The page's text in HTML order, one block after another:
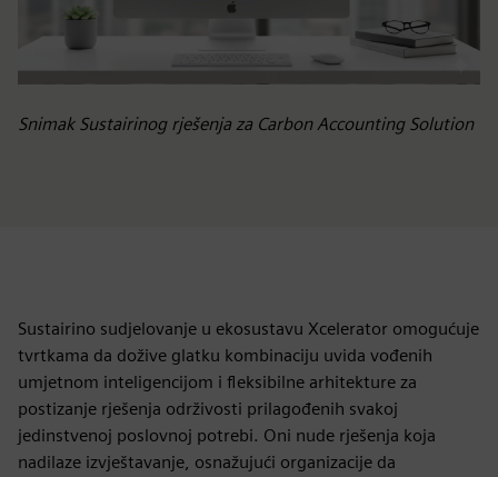
Snimak Sustairinog rješenja za Carbon Accounting Solution
Sustairino sudjelovanje u ekosustavu Xcelerator omogućuje
tvrtkama da dožive glatku kombinaciju uvida vođenih
umjetnom inteligencijom i fleksibilne arhitekture za
postizanje rješenja održivosti prilagođenih svakoj
jedinstvenoj poslovnoj potrebi. Oni nude rješenja koja
nadilaze izvještavanje, osnažujući organizacije da